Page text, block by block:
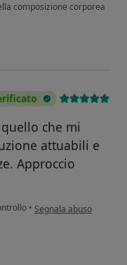
composizione corporea
che mi
attuabili e
Approccio
• secondo l'opinione
Segnala abuso